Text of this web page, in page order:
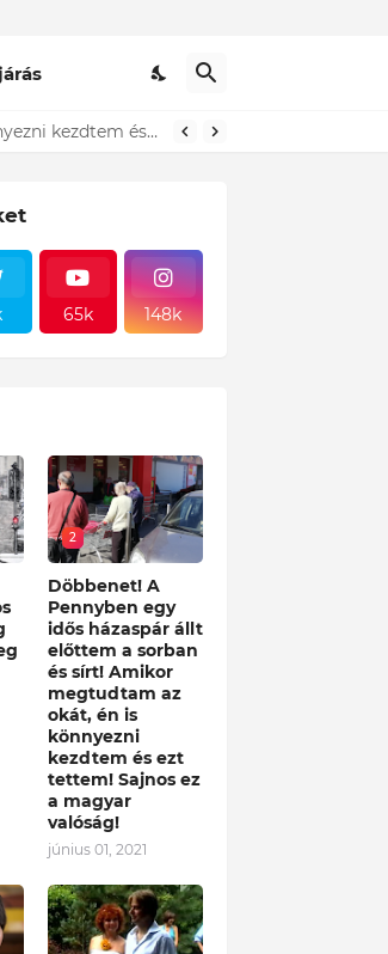
Döbbenet! A Pennyben egy idős házaspár állt előttem a sorban és sírt! Amikor megtudtam az okát, én is könnyezni kezdtem és ezt tettem! Sajnos ez a magyar valóság!
65k 148k
2
Döbbenet! A
Pennyben egy
idős házaspár állt
előttem a sorban
és sírt! Amikor
megtudtam az
okát, én is
könnyezni
kezdtem és ezt
tettem! Sajnos ez
a magyar
valóság!
június 01, 2021